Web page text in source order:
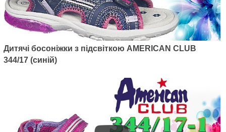
Дитячі босоніжки з підсвіткою AMERICAN CLUB
344/17 (синій)